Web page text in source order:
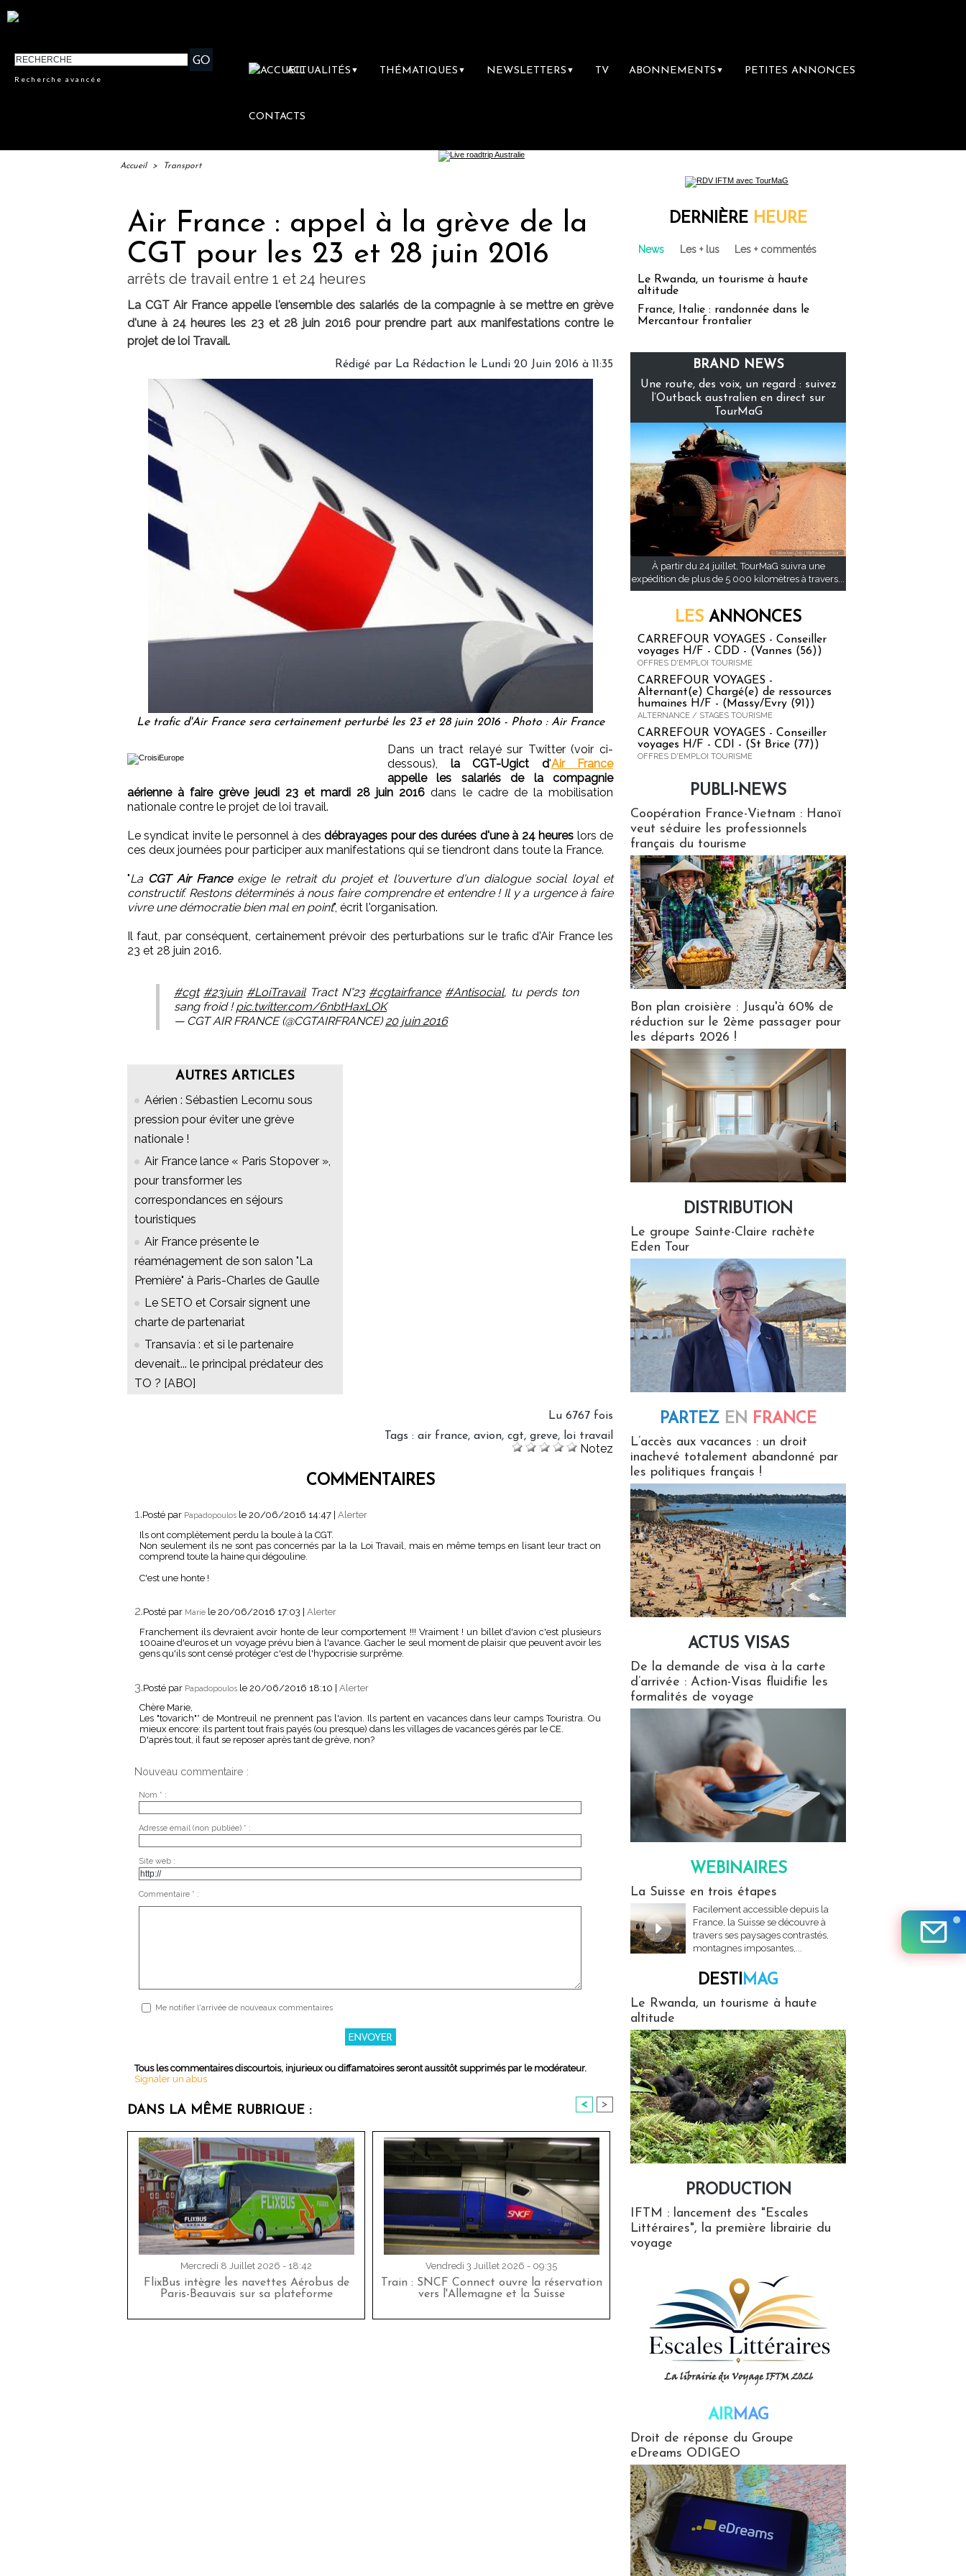
Recherche avancée
ACTUALITÉS ▼ THÉMATIQUES ▼ NEWSLETTERS ▼ TV ABONNEMENTS ▼ PETITES ANNONCES
CONTACTS
Accueil > Transport
Air France : appel à la grève de la
CGT pour les 23 et 28 juin 2016
arrêts de travail entre 1 et 24 heures
La CGT Air France appelle l'ensemble des salariés de la compagnie à se mettre en grève
d'une à 24 heures les 23 et 28 juin 2016 pour prendre part aux manifestations contre le
projet de loi Travail.
Rédigé par La Rédaction le Lundi 20 Juin 2016 à 11:35
Le trafic d'Air France sera certainement perturbé les 23 et 28 juin 2016 - Photo : Air France
Dans un tract relayé sur Twitter (voir ci-
dessous), la CGT-Ugict d'Air France
appelle les salariés de la compagnie
aérienne à faire grève jeudi 23 et mardi 28 juin 2016 dans le cadre de la mobilisation
nationale contre le projet de loi travail.
Le syndicat invite le personnel à desdébrayages pour des durées d'une à 24 heures lors de
ces deux journées pour participer aux manifestations qui se tiendront dans toute la France.
"La CGT Air Franceexige le retrait du projet et l'ouverture d'un dialogue social loyal et
constructif. Restons déterminés à nous faire comprendre et entendre ! Il y a urgence à faire
vivre une démocratie bien mal en point", écrit l'organisation.
Il faut, par conséquent, certainement prévoir des perturbations sur le trafic d'Air France les
23 et 28 juin 2016.
#cgt #23juin #LoiTravailTract N°23 #cgtairfrance #Antisocial, tu perds ton
sang froid !pic.twitter.com/6nbtHaxLOK
— CGT AIR FRANCE (@CGTAIRFRANCE)20 juin 2016
AUTRES ARTICLES
Aérien : Sébastien Lecornu sous
pression pour éviter une grève
nationale !
Air France lance « Paris Stopover »,
pour transformer les
correspondances en séjours
touristiques
Air France présente le
réaménagement de son salon "La
Première" à Paris-Charles de Gaulle
Le SETO et Corsair signent une
charte de partenariat
Transavia : et si le partenaire
devenait... le principal prédateur des
TO ? [ABO]
Lu 6767 fois
Tags : air france, avion, cgt, greve, loi travail
Notez
COMMENTAIRES
1.Posté par Papadopoulos le 20/06/2016 14:47 Alerter
Ils ont complètement perdu la boule à la CGT.
Non seulement ils ne sont pas concernés par la la Loi Travail, mais en même temps en lisant leur tract on
comprend toute la haine qui dégouline.
C'est une honte !
2.Posté par Marie le 20/06/2016 17:03
Alerter
Franchement ils devraient avoir honte de leur comportement !!! Vraiment ! un billet d'avion c'est plusieurs
100aine d'euros et un voyage prévu bien à l'avance. Gacher le seul moment de plaisir que peuvent avoir les
gens qu'ils sont censé protéger c'est de l'hypocrisie surprême.
3.Posté par Papadopoulos le 20/06/2016 18:10 | Alerter
Chère Marie,
Les "tovarich"* de Montreuil ne prennent pas l'avion. Ils partent en vacances dans leur camps Touristra. Ou
mieux encore: ils partent tout frais payés (ou presque) dans les villages de vacances gérés par le CE.
D'après tout, il faut se reposer après tant de grève, non?
Nouveau commentaire :
Nom * :
Adresse email (non publiée) * :
Site web :
Commentaire * :
Me notifier l'arrivée de nouveaux commentaires
Tous les commentaires discourtois, injurieux ou diffamatoires seront aussitôt supprimés par le modérateur.
Signaler un abus
DANS LA MÊME RUBRIQUE : < >
Mercredi 8 Juillet 2026 - 18:42
FlixBus intègre les navettes Aérobus de
Paris-Beauvais sur sa plateforme
Vendredi 3 Juillet 2026 - 09:35
Train : SNCF Connect ouvre la réservation
vers l'Allemagne et la Suisse
DERNIÈRE HEURE
News Les + lus Les + commentés
Le Rwanda, un tourisme à haute
altitude
France, Italie : randonnée dans le
Mercantour frontalier
BRAND NEWS
Une route, des voix, un regard : suivez
l’Outback australien en direct sur
TourMaG
À partir du 24 juillet, TourMaG suivra une
expédition de plus de 5 000 kilomètres à travers...
LES ANNONCES
CARREFOUR VOYAGES - Conseiller
voyages H/F - CDD - (Vannes (56))
OFFRES D'EMPLOI TOURISME
CARREFOUR VOYAGES -
Alternant(e) Chargé(e) de ressources
humaines H/F - (Massy/Evry (91))
ALTERNANCE / STAGES TOURISME
CARREFOUR VOYAGES - Conseiller
voyages H/F - CDI - (St Brice (77))
OFFRES D'EMPLOI TOURISME
PUBLI-NEWS
Coopération France-Vietnam : Hanoï
veut séduire les professionnels
français du tourisme
Bon plan croisière : Jusqu'à 60% de
réduction sur le 2ème passager pour
les départs 2026 !
DISTRIBUTION
Le groupe Sainte-Claire rachète
Eden Tour
PARTEZ EN FRANCE
L’accès aux vacances : un droit
inachevé totalement abandonné par
les politiques français !
ACTUS VISAS
De la demande de visa à la carte
d’arrivée : Action-Visas fluidifie les
formalités de voyage
WEBINAIRES
La Suisse en trois étapes
Facilement accessible depuis la
France, la Suisse se découvre à
travers ses paysages contrastés,
montagnes imposantes,...
DESTIMAG
Le Rwanda, un tourisme à haute
altitude
PRODUCTION
IFTM : lancement des "Escales
Littéraires", la première librairie du
voyage
AIRMAG
Droit de réponse du Groupe
eDreams ODIGEO